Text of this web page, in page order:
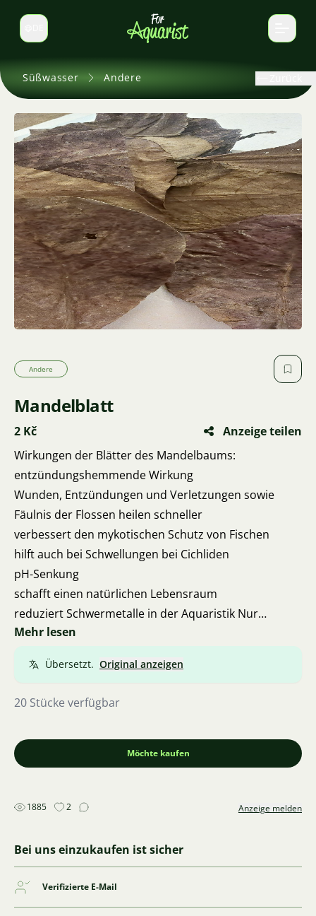
Sprache wechseln
Süßwasser Andere
Andere
Mandelblatt
2 Kč
Anzeige teilen
Wirkungen der Blätter des Mandelbaums:
entzündungshemmende Wirkung
Wunden, Entzündungen und Verletzungen sowie
Fäulnis der Flossen heilen schneller
verbessert den mykotischen Schutz von Fischen
hilft auch bei Schwellungen bei Cichliden
pH-Senkung
schafft einen natürlichen Lebensraum
reduziert Schwermetalle in der Aquaristik Nur
persönliche Abholung in Pilsen nach Vereinbarung,
Mehr lesen
Übersetzt. Original anzeigen
20 Stücke verfügbar
Möchte kaufen
1885 2 Anzeige melden
Bei uns einzukaufen ist sicher
Verifizierte E-Mail